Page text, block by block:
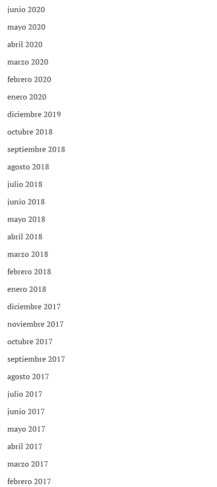
junio 2020
mayo 2020
abril 2020
marzo 2020
febrero 2020
enero 2020
diciembre 2019
octubre 2018
septiembre 2018
agosto 2018
julio 2018
junio 2018
mayo 2018
abril 2018
marzo 2018
febrero 2018
enero 2018
diciembre 2017
noviembre 2017
octubre 2017
septiembre 2017
agosto 2017
julio 2017
junio 2017
mayo 2017
abril 2017
marzo 2017
febrero 2017